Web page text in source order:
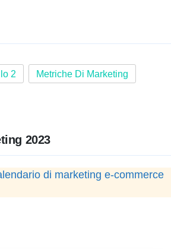
2 Metriche Di Marketing
2023
di marketing e-commerce